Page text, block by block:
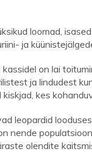
loomad,
ja
kassidel on lai
ja lindudest
kes
leopardid
nende
olendite